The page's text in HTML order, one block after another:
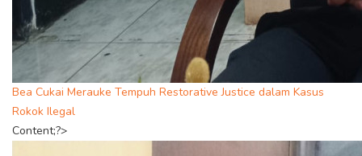
Bea Cukai Merauke Tempuh Restorative Justice dalam Kasus
Rokok Ilegal
Content;?>